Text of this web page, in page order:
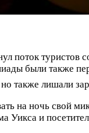
поток туристов
были также
также лишали
на ночь свой
и